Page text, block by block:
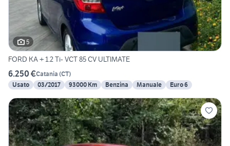
5
FORD KA + 1.2 Ti- VCT 85 CV ULTIMATE
6.250 €Catania (CT)
Usato
03/2017 93000 Km Benzina Manuale Euro 6